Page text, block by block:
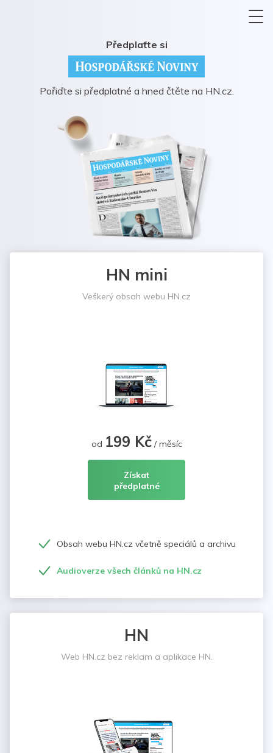
Předplaťte si
Pořiďte si předplatné a hned čtěte na HN.cz.
HN mini
Veškerý obsah webu HN.cz
od 199 Kč/ měsíc
Získat
předplatné
Obsah webu HN.cz včetně speciálů a archivu
Audioverze všech článků na HN.cz
HN
Web HN.cz bez reklam a aplikace HN.